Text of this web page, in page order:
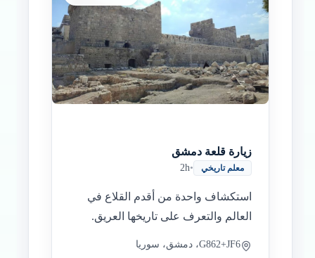
زيارة قلعة دمشق
معلم تاريخي •
2h
استكشاف واحدة من أقدم القلاع في
العالم والتعرف على تاريخها العريق.
G862+JF6، دمشق، سوريا